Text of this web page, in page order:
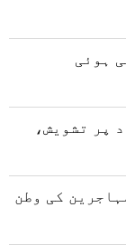
ہوئی
پر تشویش،
سے 325 افغان مہاجرین کی وطن